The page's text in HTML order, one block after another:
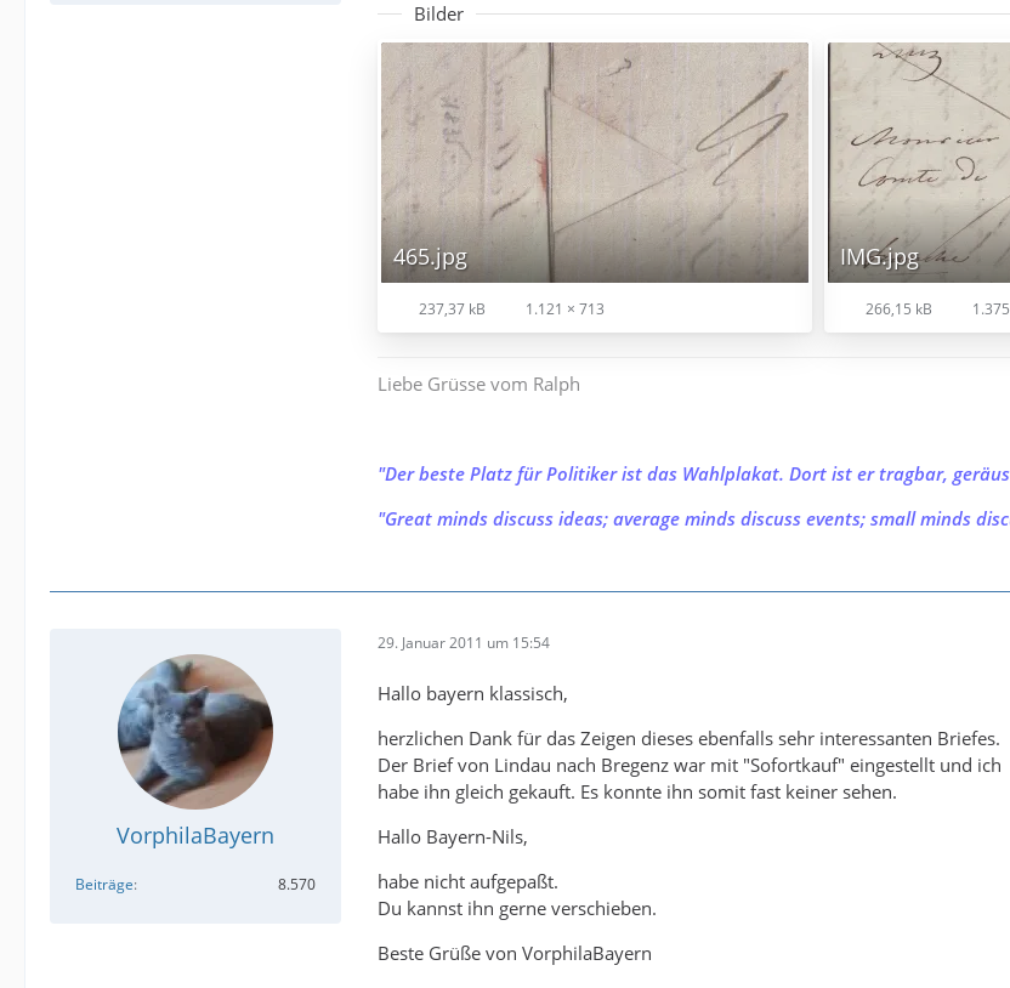
Bilder
465.jpg
237,37 kB 1.121 × 713
IMG.jpg
266,15 kB
Liebe Grüsse vom Ralph
"Der beste Platz für Politiker ist das Wahlplakat. Dort ist er tragbar,
"Great minds discuss ideas; average minds discuss events; small minds
VorphilaBayern
Beiträge 8.570
29. Januar 2011 um 15:54
Hallo bayern klassisch,
herzlichen Dank für das Zeigen dieses ebenfalls sehr interessanten Briefes.
Der Brief von Lindau nach Bregenz war mit "Sofortkauf" eingestellt und ich
habe ihn gleich gekauft. Es konnte ihn somit fast keiner sehen.
Hallo Bayern-Nils,
habe nicht aufgepaßt.
Du kannst ihn gerne verschieben.
Beste Grüße von VorphilaBayern